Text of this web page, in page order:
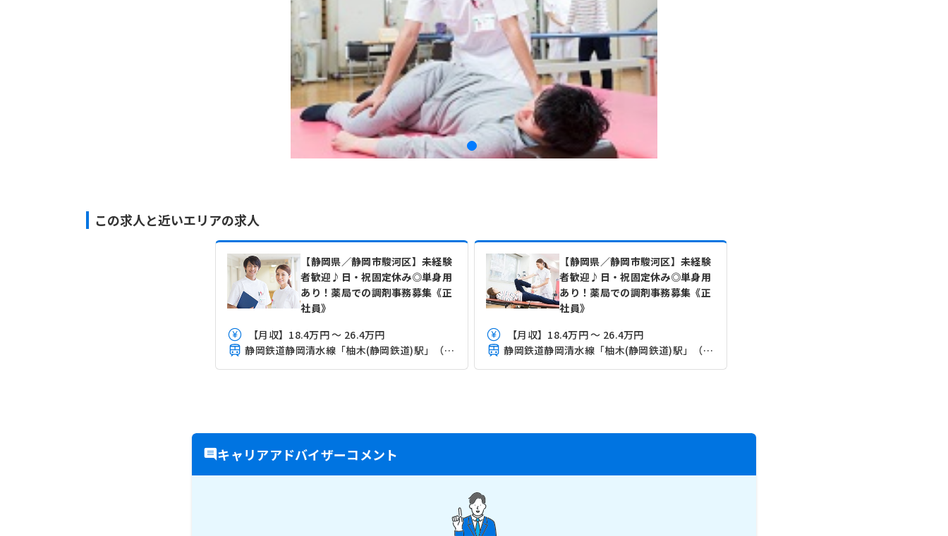
この求人と近いエリアの求人
【静岡県／静岡市駿河区】未経験
者歓迎♪日・祝固定休み◎単身用
あり！薬局での調剤事務募集《正
社員》
【月収】18.4万円 ～ 26.4万円
静岡鉄道静岡清水線「柚木(静岡鉄道)駅」（徒歩11分）
【静岡県／静岡市駿河区】未経験
者歓迎♪日・祝固定休み◎単身用
あり！薬局での調剤事務募集《正
社員》
【月収】18.4万円 ～ 26.4万円
静岡鉄道静岡清水線「柚木(静岡鉄道)駅」（徒歩13分）
キャリアアドバイザーコメント